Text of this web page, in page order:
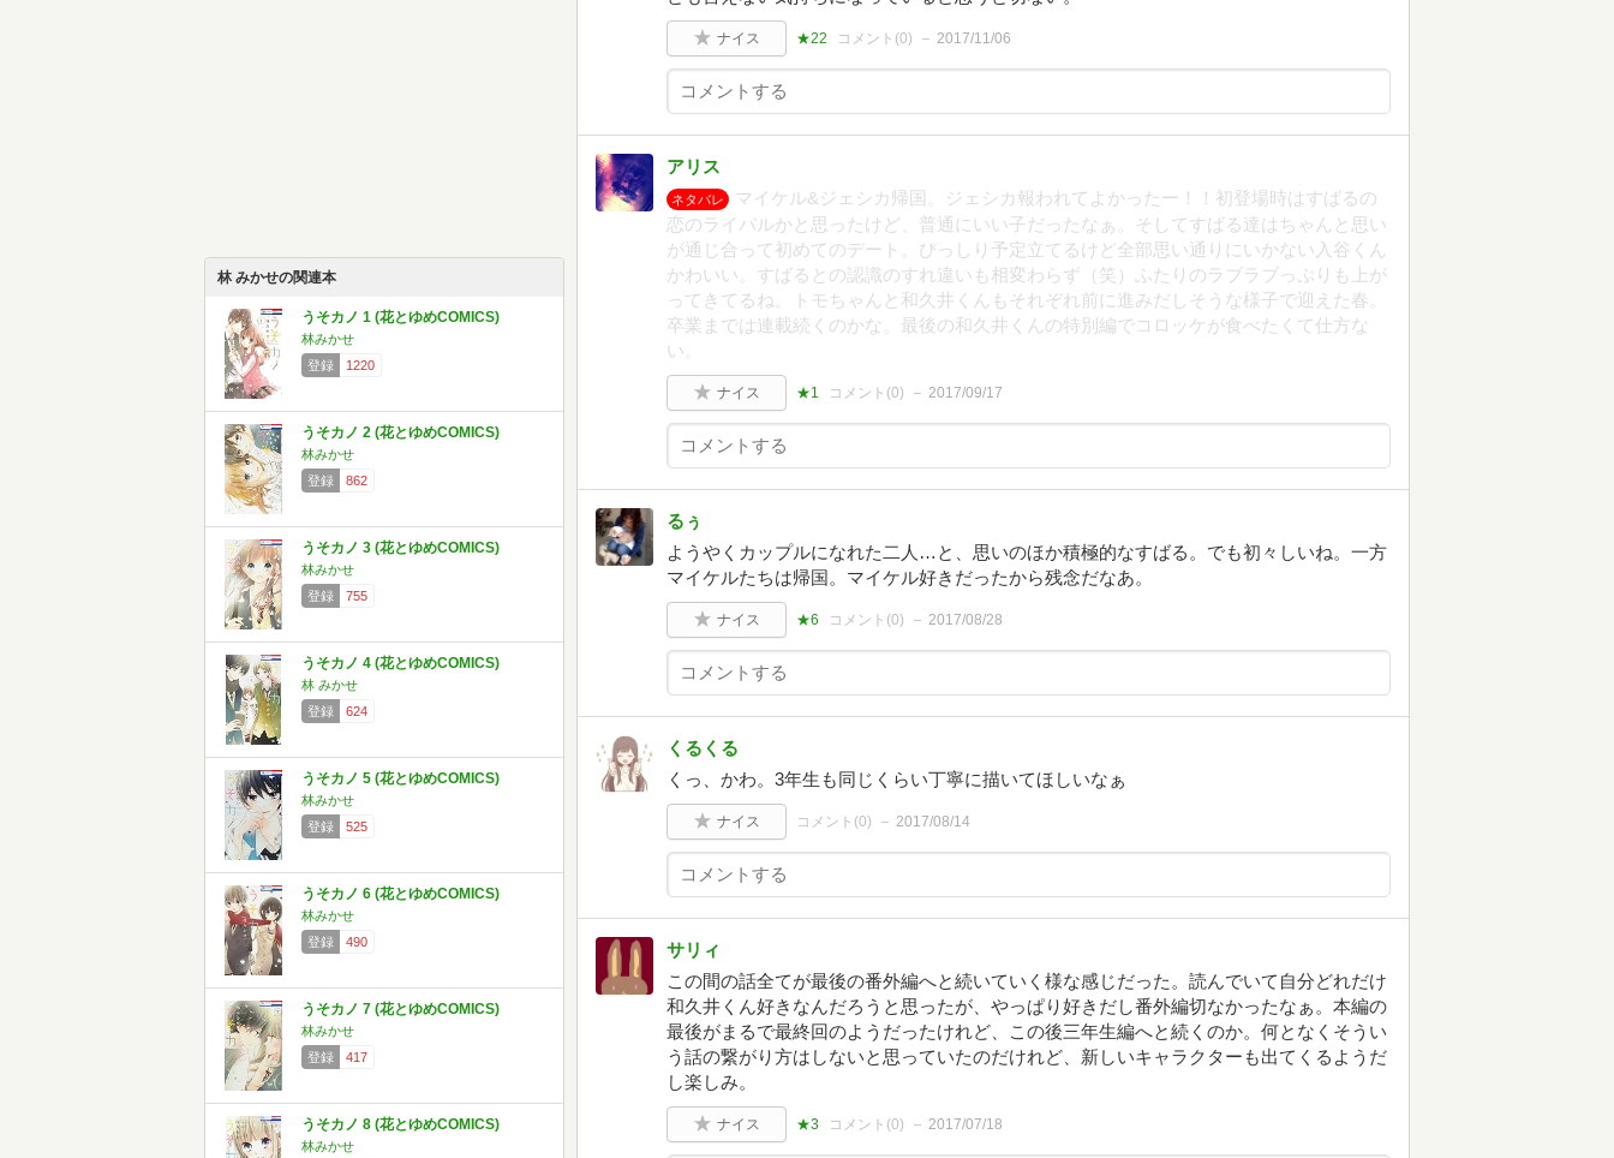
林 みかせの関連本
うそカノ 1 (花とゆめCOMICS)
林みかせ
登録
1220
うそカノ 2 (花とゆめCOMICS)
林みかせ
登録
862
うそカノ 3 (花とゆめCOMICS)
林みかせ
登録
755
うそカノ 4 (花とゆめCOMICS)
林 みかせ
登録
624
うそカノ 5 (花とゆめCOMICS)
林みかせ
登録
525
うそカノ 6 (花とゆめCOMICS)
林みかせ
登録
490
うそカノ 7 (花とゆめCOMICS)
林みかせ
登録
417
うそカノ 8 (花とゆめCOMICS)
林みかせ
ナイス ★22 コメント(0) 2017/11/06
アリス
ネタバレ
マイケル&ジェシカ帰国。ジェシカ報われてよかったー！！初登場時はすばるの
恋のライバルかと思ったけど、普通にいい子だったなぁ。そしてすばる達はちゃんと思い
が通じ合って初めてのデート。びっしり予定立てるけど全部思い通りにいかない入谷くん
かわいい。すばるとの認識のすれ違いも相変わらず（笑）ふたりのラブラブっぷりも上が
ってきてるね。トモちゃんと和久井くんもそれぞれ前に進みだしそうな様子で迎えた春。
卒業までは連載続くのかな。最後の和久井くんの特別編でコロッケが食べたくて仕方な
い。
ナイス ★1 コメント(0) 2017/09/17
るぅ
ようやくカップルになれた二人…と、思いのほか積極的なすばる。でも初々しいね。一方
マイケルたちは帰国。マイケル好きだったから残念だなあ。
ナイス ★6 コメント(0) 2017/08/28
くるくる
くっ、かわ。3年生も同じくらい丁寧に描いてほしいなぁ
ナイス コメント(0) 2017/08/14
サリィ
この間の話全てが最後の番外編へと続いていく様な感じだった。読んでいて自分どれだけ
和久井くん好きなんだろうと思ったが、やっぱり好きだし番外編切なかったなぁ。本編の
最後がまるで最終回のようだったけれど、この後三年生編へと続くのか。何となくそうい
う話の繋がり方はしないと思っていたのだけれど、新しいキャラクターも出てくるようだ
し楽しみ。
ナイス ★3 コメント(0) 2017/07/18